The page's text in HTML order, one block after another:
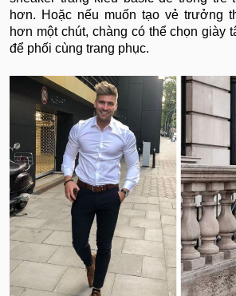
hơn. Hoặc nếu muốn tạo vẻ trưởng
hơn một chút, chàng có thể chọn giày
để phối cùng trang phục.